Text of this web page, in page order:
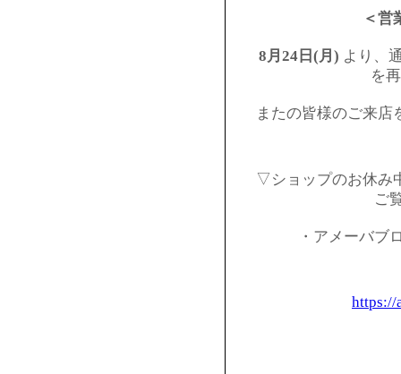
＜営
8月24日(月) より、
を
またの皆様のご来店
▽ショップのお休み
ご
・アメーバブ
https://